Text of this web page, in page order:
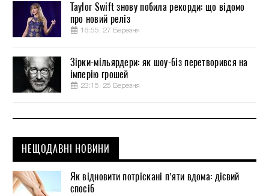
Taylor Swift знову побила рекорди: що відомо
про новий реліз
16:55, 27 Березня
Зірки-мільярдери: як шоу-біз перетворився на
імперію грошей
23:15, 25 Березня
НЕЩОДАВНІ НОВИНИ
Як відновити потріскані п’яти вдома: дієвий
спосіб